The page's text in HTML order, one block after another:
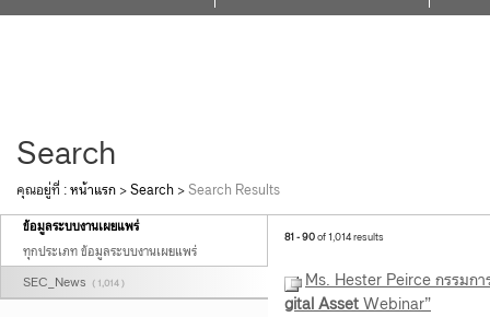
Search
คุณอยู่ที่ :หน้าแรก >Search >Search Results
ข้อมูลระบบงานเผยแพร่
ทุกประเภท ข้อมูลระบบงานเผยแพร่
SEC_News ( 1,014 )
81 - 90of 1,014 results
Ms. Hester Peirce กรรมก
gitalAssetWebinar”